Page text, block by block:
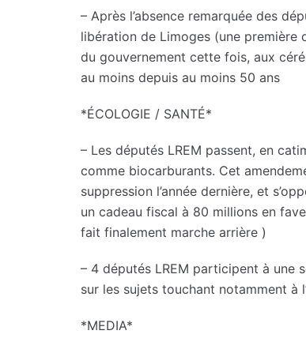
– Après l’absence remarquée des
libération de Limoges (une première
du gouvernement cette fois, aux
au moins depuis au moins 50 ans
*ÉCOLOGIE / SANTÉ*
– Les députés LREM passent, en
comme biocarburants. Cet
suppression l’année dernière, et
un cadeau fiscal à 80 millions en
fait finalement marche arrière )
– 4 députés LREM participent à une
sur les sujets touchant notamment à
*MEDIA*